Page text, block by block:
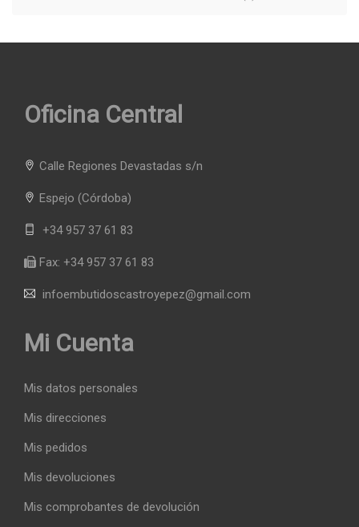
Oficina Central
Calle Regiones Devastadas s/n
Espejo (Córdoba)
+34 957 37 61 83
Fax: +34 957 37 61 83
infoembutidoscastroyepez@gmail.com
Mi Cuenta
Mis datos personales
Mis direcciones
Mis pedidos
Mis devoluciones
Mis comprobantes de devolución